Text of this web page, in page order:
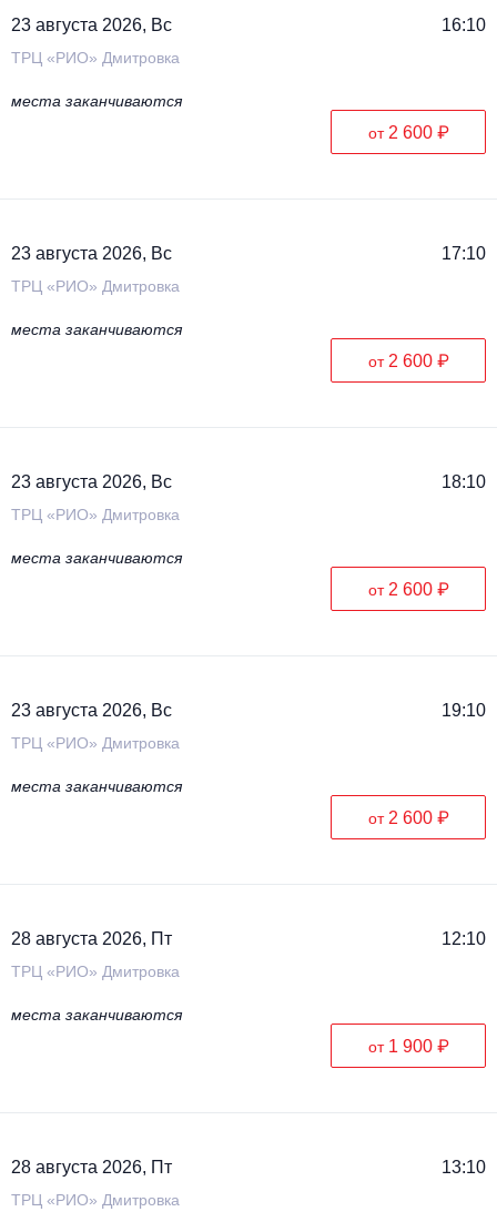
23 августа 2026, Вс 16:10
ТРЦ «РИО» Дмитровка
места заканчиваются
от 2 600 ₽
23 августа 2026, Вс 17:10
ТРЦ «РИО» Дмитровка
места заканчиваются
от 2 600 ₽
23 августа 2026, Вс 18:10
ТРЦ «РИО» Дмитровка
места заканчиваются
от 2 600 ₽
23 августа 2026, Вс 19:10
ТРЦ «РИО» Дмитровка
места заканчиваются
от 2 600 ₽
28 августа 2026, Пт 12:10
ТРЦ «РИО» Дмитровка
места заканчиваются
от 1 900 ₽
28 августа 2026, Пт 13:10
ТРЦ «РИО» Дмитровка